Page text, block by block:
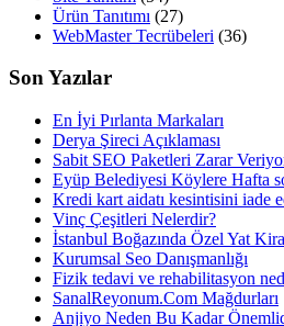
Ürün Tanıtımı (27)
WebMaster Tecrübeleri (36)
Son Yazılar
En İyi Pırlanta Markaları
Derya Şireci Açıklaması
Sabit SEO Paketleri Zarar
Eyüp Belediyesi Köylere Hafta
Kredi kart aidatı kesintisini iade
Vinç Çeşitleri Nelerdir?
İstanbul Boğazında Özel Yat
Kurumsal Seo Danışmanlığı
Fizik tedavi ve rehabilitasyon
SanalReyonum.Com Mağdurları
Anjiyo Neden Bu Kadar